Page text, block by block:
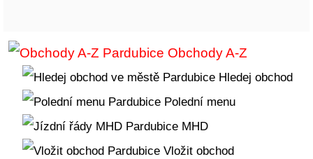
Obchody A-Z
Hledej obchod
Polední menu
MHD
Vložit obchod